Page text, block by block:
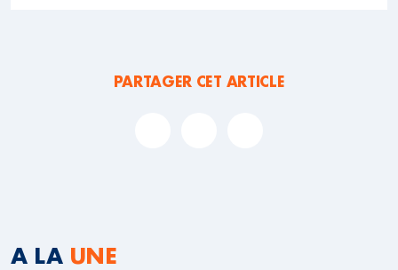
PARTAGER CET ARTICLE
A LA UNE